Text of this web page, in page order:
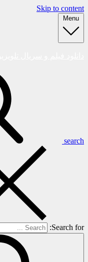
Skip to content
Menu
search
Search for: